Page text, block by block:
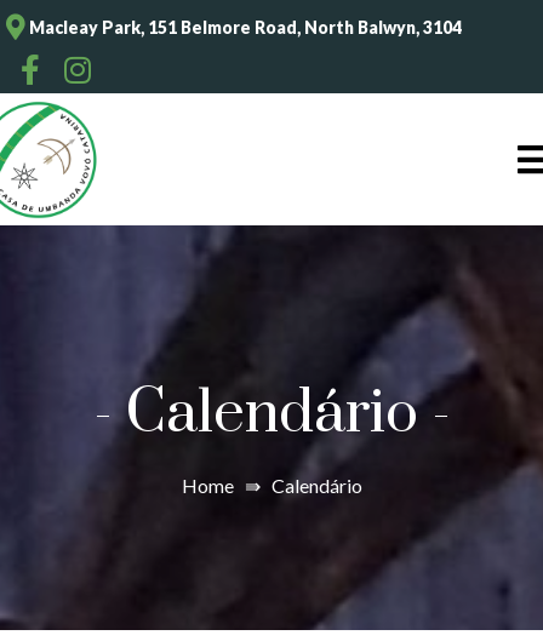
Macleay Park, 151 Belmore Road, North Balwyn, 3104
-Calendário-
Home⇛ Calendário